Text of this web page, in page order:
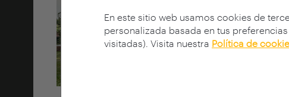
En este sitio web usamos cookies de
personalizada basada en tus
visitadas). Visita nuestra Política de